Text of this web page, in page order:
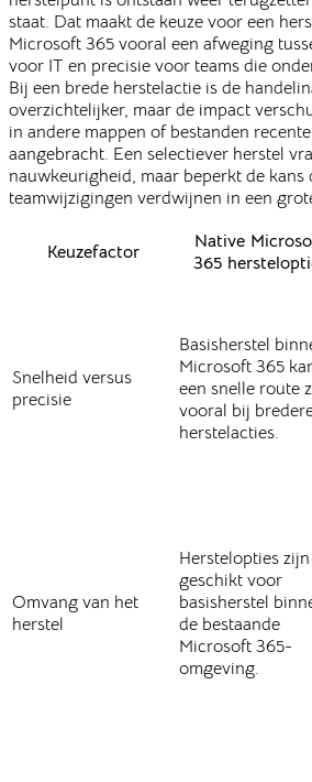
staat. Dat maakt de keuze voor een
Microsoft 365 vooral een afweging
voor IT en precisie voor teams die
Bij een brede herstelactie is de
overzichtelijker, maar de impact
in andere mappen of bestanden
aangebracht. Een selectiever herstel
nauwkeurigheid, maar beperkt de kans
teamwijzigingen verdwijnen in een
Keuzefactor
Native
365
Snelheid versus
precisie
Basisherstel
Microsoft 365
een snelle route
vooral bij
herstelacties.
Omvang van het
herstel
Herstelopties zijn
geschikt voor
basisherstel
de bestaande
Microsoft 365-
omgeving.